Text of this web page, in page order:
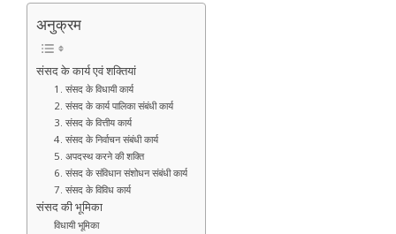
अनुक्रम
संसद के कार्य एवं शक्तियां
1. संसद के विधायी कार्य
2. संसद के कार्य पालिका संबंधी कार्य
3. संसद के वित्तीय कार्य
4. संसद के निर्वाचन संबंधी कार्य
5. अपदस्थ करने की शक्ति
6. संसद के संविधान संशोधन संबंधी कार्य
7. संसद के विविध कार्य
संसद की भूमिका
विधायी भूमिका